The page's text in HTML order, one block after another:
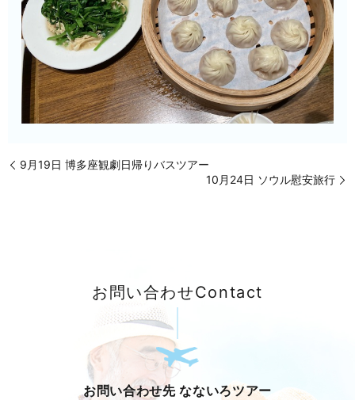
9月19日 博多座観劇日帰りバスツアー
10月24日 ソウル慰安旅行
お問い合わせContact
お問い合わせ先 なないろツアー